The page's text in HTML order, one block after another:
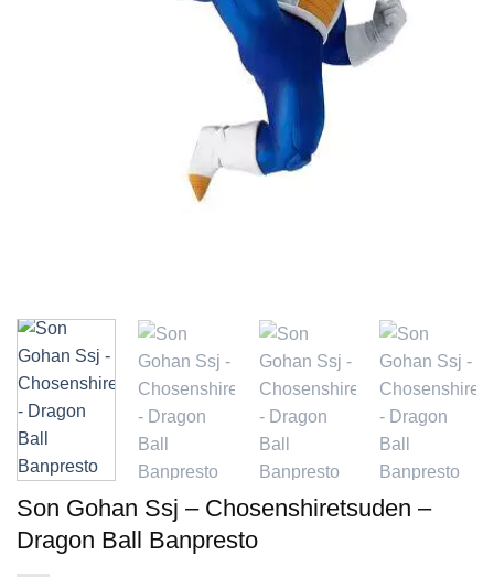
Son Gohan Ssj – Chosenshiretsuden –
Dragon Ball Banpresto